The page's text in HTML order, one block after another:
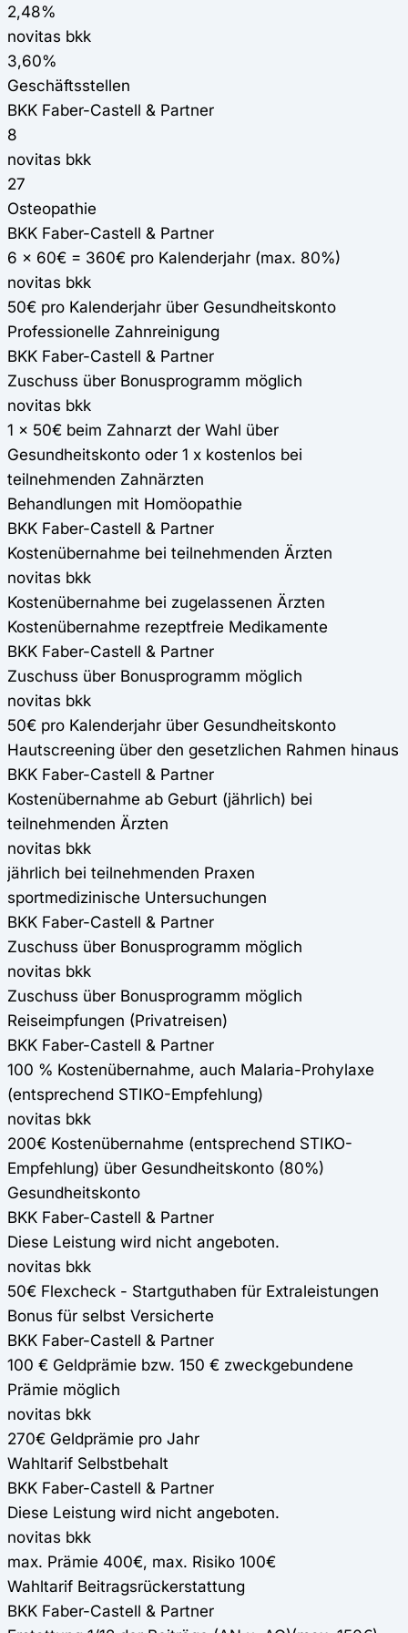
2,48%
novitas bkk
3,60%
Geschäftsstellen
BKK Faber-Castell & Partner
8
novitas bkk
27
Osteopathie
BKK Faber-Castell & Partner
6 x 60€ = 360€ pro Kalenderjahr (max. 80%)
novitas bkk
50€ pro Kalenderjahr über Gesundheitskonto
Professionelle Zahnreinigung
BKK Faber-Castell & Partner
Zuschuss über Bonusprogramm möglich
novitas bkk
1 x 50€ beim Zahnarzt der Wahl über
Gesundheitskonto oder 1 x kostenlos bei
teilnehmenden Zahnärzten
Behandlungen mit Homöopathie
BKK Faber-Castell & Partner
Kostenübernahme bei teilnehmenden Ärzten
novitas bkk
Kostenübernahme bei zugelassenen Ärzten
Kostenübernahme rezeptfreie Medikamente
BKK Faber-Castell & Partner
Zuschuss über Bonusprogramm möglich
novitas bkk
50€ pro Kalenderjahr über Gesundheitskonto
Hautscreening über den gesetzlichen Rahmen hinaus
BKK Faber-Castell & Partner
Kostenübernahme ab Geburt (jährlich) bei
teilnehmenden Ärzten
novitas bkk
jährlich bei teilnehmenden Praxen
sportmedizinische Untersuchungen
BKK Faber-Castell & Partner
Zuschuss über Bonusprogramm möglich
novitas bkk
Zuschuss über Bonusprogramm möglich
Reiseimpfungen (Privatreisen)
BKK Faber-Castell & Partner
100 % Kostenübernahme, auch Malaria-Prohylaxe
(entsprechend STIKO-Empfehlung)
novitas bkk
200€ Kostenübernahme (entsprechend STIKO-
Empfehlung) über Gesundheitskonto (80%)
Gesundheitskonto
BKK Faber-Castell & Partner
Diese Leistung wird nicht angeboten.
novitas bkk
50€ Flexcheck - Startguthaben für Extraleistungen
Bonus für selbst Versicherte
BKK Faber-Castell & Partner
100 € Geldprämie bzw. 150 € zweckgebundene
Prämie möglich
novitas bkk
270€ Geldprämie pro Jahr
Wahltarif Selbstbehalt
BKK Faber-Castell & Partner
Diese Leistung wird nicht angeboten.
novitas bkk
max. Prämie 400€, max. Risiko 100€
Wahltarif Beitragsrückerstattung
BKK Faber-Castell & Partner